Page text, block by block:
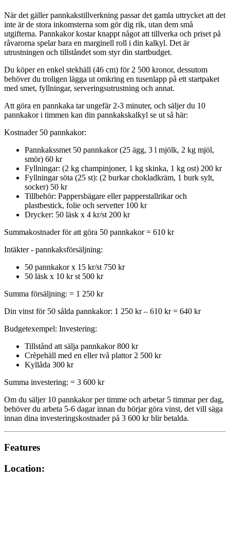
När det gäller pannkakstillverkning passar det gamla uttrycket att det
inte är de stora inkomsterna som gör dig rik, utan dem små
utgifterna. Pannkakor kostar knappt något att tillverka och priset på
råvarorna spelar bara en marginell roll i din kalkyl. Det är
utrustningen och tillståndet som styr din startbudget.
Du köper en enkel stekhäll (46 cm) för 2 500 kronor, dessutom
behöver du troligen lägga ut omkring en tusenlapp på ett startpaket
med smet, fyllningar, serveringsutrustning och annat.
Att göra en pannkaka tar ungefär 2-3 minuter, och säljer du 10
pannkakor i timmen kan din pannkakskalkyl se ut så här:
Kostnader 50 pannkakor:
Pannkakssmet 50 pannkakor (25 ägg, 3 l mjölk, 2 kg mjöl,
smör) 60 kr
Fyllningar: (2 kg champinjoner, 1 kg skinka, 1 kg ost) 200 kr
Fyllningar söta (25 st): (2 burkar chokladkräm, 1 burk sylt,
socker) 50 kr
Tillbehör: Pappersbägare eller papperstallrikar och
plastbestick, folie och servetter 100 kr
Drycker: 50 läsk x 4 kr/st 200 kr
Summakostnader för att göra 50 pannkakor = 610 kr
Intäkter - pannkaksförsäljning:
50 pannkakor x 15 kr/st 750 kr
50 läsk x 10 kr st 500 kr
Summa försäljning: = 1 250 kr
Din vinst för 50 sålda pannkakor: 1 250 kr – 610 kr = 640 kr
Budgetexempel: Investering:
Tillstånd att sälja pannkakor 800 kr
Crèpehäll med en eller två plattor 2 500 kr
Kyllåda 300 kr
Summa investering: = 3 600 kr
Om du säljer 10 pannkakor per timme och arbetar 5 timmar per dag,
behöver du arbeta 5-6 dagar innan du börjar göra vinst, det vill säga
innan dina investeringskostnader på 3 600 kr blir betalda.
Features
Location: